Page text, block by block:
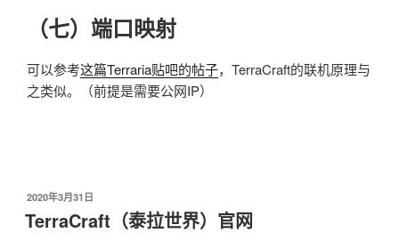
（七）端口映射
可以参考这篇Terraria贴吧的帖子，TerraCraft的联机原理与
之类似。（前提是需要公网IP）
发
布
于
2020年3月31日
TerraCraft（泰拉世界）官网